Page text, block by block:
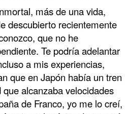
más de una vida,
descubierto recientemente
que no he
Te podría adelantar
a mis experiencias,
que en Japón había un tren
alcanzaba velocidades
de Franco, yo me lo creí,